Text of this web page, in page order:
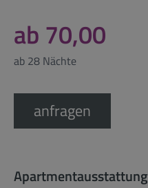
ab 70,00
ab 28 Nächte
anfragen
Apartmentausstattung